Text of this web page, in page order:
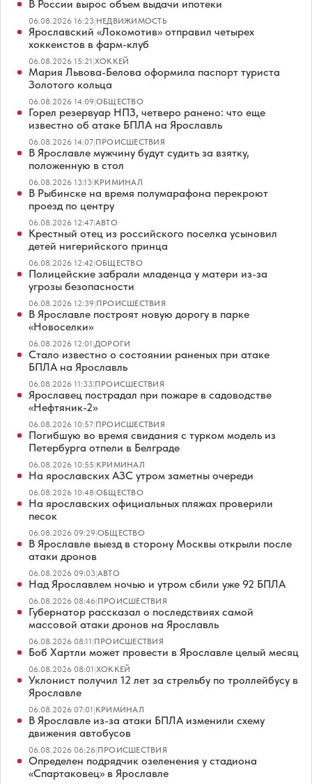
В России вырос объем выдачи ипотеки
06.08.2026 16:23|НЕДВИЖИМОСТЬ
Ярославский «Локомотив» отправил четырех
хоккеистов в фарм-клуб
06.08.2026 15:21|ХОККЕЙ
Мария Львова-Белова оформила паспорт туриста
Золотого кольца
06.08.2026 14:09|ОБЩЕСТВО
Горел резервуар НПЗ, четверо ранено: что еще
известно об атаке БПЛА на Ярославль
06.08.2026 14:07|ПРОИСШЕСТВИЯ
В Ярославле мужчину будут судить за взятку,
положенную в стол
06.08.2026 13:13|КРИМИНАЛ
В Рыбинске на время полумарафона перекроют
проезд по центру
06.08.2026 12:47|АВТО
Крестный отец из российского поселка усыновил
детей нигерийского принца
06.08.2026 12:42|ОБЩЕСТВО
Полицейские забрали младенца у матери из-за
угрозы безопасности
06.08.2026 12:39|ПРОИСШЕСТВИЯ
В Ярославле построят новую дорогу в парке
«Новоселки»
06.08.2026 12:01|ДОРОГИ
Стало известно о состоянии раненых при атаке
БПЛА на Ярославль
06.08.2026 11:33|ПРОИСШЕСТВИЯ
Ярославец пострадал при пожаре в садоводстве
«Нефтяник-2»
06.08.2026 10:57|ПРОИСШЕСТВИЯ
Погибшую во время свидания с турком модель из
Петербурга отпели в Белграде
06.08.2026 10:55|КРИМИНАЛ
На ярославских АЗС утром заметны очереди
06.08.2026 10:48|ОБЩЕСТВО
На ярославских официальных пляжах проверили
песок
06.08.2026 09:29|ОБЩЕСТВО
В Ярославле выезд в сторону Москвы открыли после
атаки дронов
06.08.2026 09:03|АВТО
Над Ярославлем ночью и утром сбили уже 92 БПЛА
06.08.2026 08:46|ПРОИСШЕСТВИЯ
Губернатор рассказал о последствиях самой
массовой атаки дронов на Ярославль
06.08.2026 08:11|ПРОИСШЕСТВИЯ
Боб Хартли может провести в Ярославле целый месяц
06.08.2026 08:01|ХОККЕЙ
Уклонист получил 12 лет за стрельбу по троллейбусу в
Ярославле
06.08.2026 07:01|КРИМИНАЛ
В Ярославле из-за атаки БПЛА изменили схему
движения автобусов
06.08.2026 06:26|ПРОИСШЕСТВИЯ
Определен подрядчик озеленения у стадиона
«Спартаковец» в Ярославле